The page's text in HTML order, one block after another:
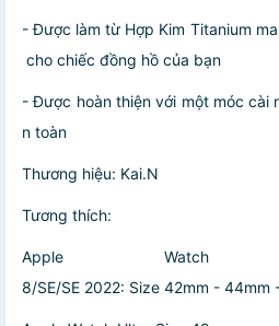
- Được làm từ Hợp Kim Titanium
cho chiếc đồng hồ của bạn
- Được hoàn thiện với một móc cài
n toàn
Thương hiệu: Kai.N
Tương thích:
Apple
8/SE/SE 2022: Size 42mm - 44mm